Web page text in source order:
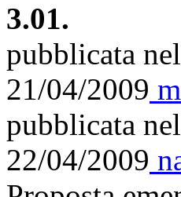
3.01.
pubblicata
21/04/2009
pubblicata
22/04/2009